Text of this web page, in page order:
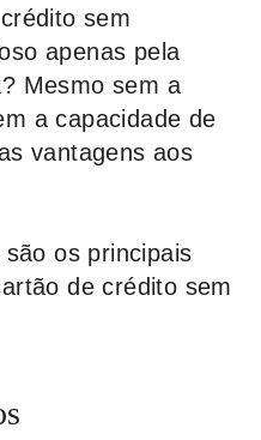
sem
apenas pela
Mesmo sem a
a capacidade de
vantagens aos
os principais
de crédito sem